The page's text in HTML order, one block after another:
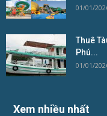
01/01/
Thuê
Phú...
01/01/
Xem nhiều nhất